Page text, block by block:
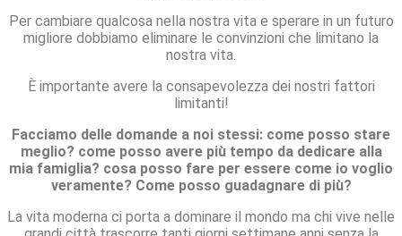
Per cambiare qualcosa nella nostra vita e sperare in un futuro
migliore dobbiamo eliminare le convinzioni che limitano la
nostra vita.
È importante avere la consapevolezza dei nostri fattori
limitanti!
Facciamo delle domande a noi stessi: come posso stare
meglio? come posso avere più tempo da dedicare alla
mia famiglia? cosa posso fare per essere come io voglio
veramente? Come posso guadagnare di più?
La vita moderna ci porta a dominare il mondo ma chi vive nelle